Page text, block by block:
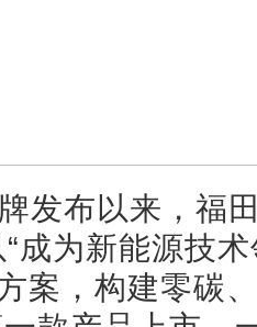
发布以来，福
成为新能源技
案，构建零碳